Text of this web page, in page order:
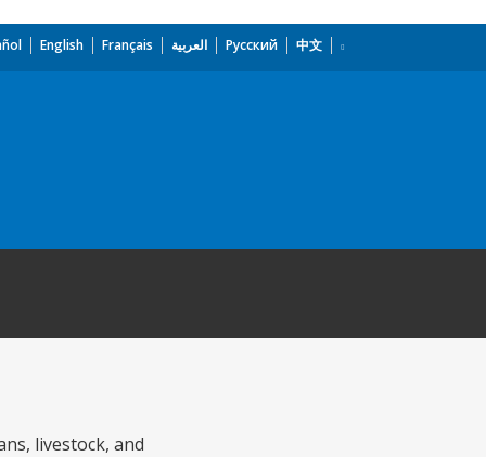
English Français العربية Русский 中文
livestock, and